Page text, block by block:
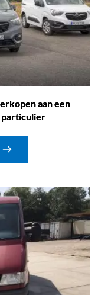
aan een
particulier